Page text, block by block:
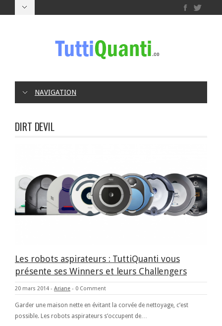
NAVIGATION
DIRT DEVIL
Les robots aspirateurs : TuttiQuanti vous
présente ses Winners et leurs Challengers
20 mars 2014 - Ariane - 0 Comment
Garder une maison nette en évitant la corvée de nettoyage, c’est
possible. Les robots aspirateurs s’occupent de…